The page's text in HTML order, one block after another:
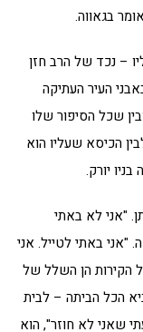
בגאווה.
– נכד של הרב חזן
העיר העתיקה
שכל הסיפור שלו
הכיסא שעליו הוא
יורק.
שהתחתן. "אני לא באתי
"אני באתי לטייל. אני
הקירות הן השלל של
הכל הביתה – לבית
שאני לא חוזר", הוא